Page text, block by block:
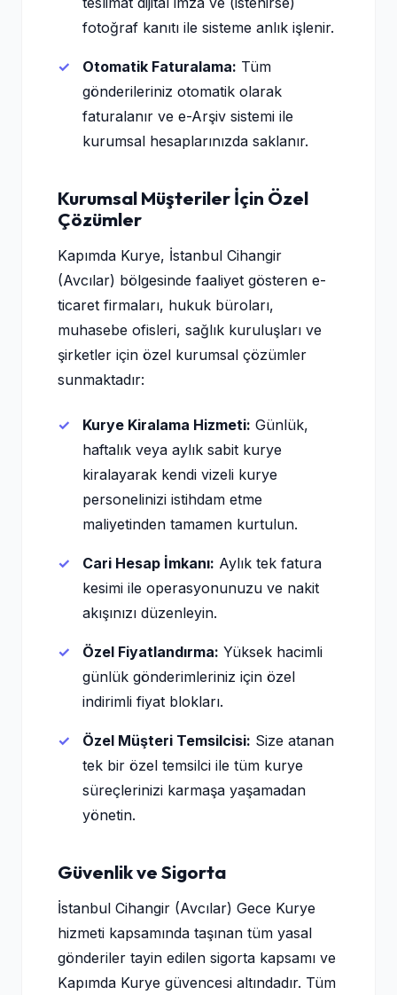
fotoğraf kanıtı ile sisteme anlık işlenir.
Otomatik Faturalama: Tüm
gönderileriniz otomatik olarak
faturalanır ve e-Arşiv sistemi ile
kurumsal hesaplarınızda saklanır.
Kurumsal Müşteriler İçin Özel
Çözümler
Kapımda Kurye, İstanbul Cihangir
(Avcılar) bölgesinde faaliyet gösteren e-
ticaret firmaları, hukuk büroları,
muhasebe ofisleri, sağlık kuruluşları ve
şirketler için özel kurumsal çözümler
sunmaktadır:
Kurye Kiralama Hizmeti: Günlük,
haftalık veya aylık sabit kurye
kiralayarak kendi vizeli kurye
personelinizi istihdam etme
maliyetinden tamamen kurtulun.
Cari Hesap İmkanı: Aylık tek fatura
kesimi ile operasyonunuzu ve nakit
akışınızı düzenleyin.
Özel Fiyatlandırma: Yüksek hacimli
günlük gönderimleriniz için özel
indirimli fiyat blokları.
Özel Müşteri Temsilcisi: Size atanan
tek bir özel temsilci ile tüm kurye
süreçlerinizi karmaşa yaşamadan
yönetin.
Güvenlik ve Sigorta
İstanbul Cihangir (Avcılar) Gece Kurye
hizmeti kapsamında taşınan tüm yasal
gönderiler tayin edilen sigorta kapsamı ve
Kapımda Kurye güvencesi altındadır. Tüm